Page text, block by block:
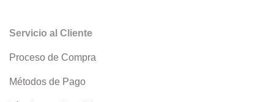
Servicio al Cliente
Proceso de Compra
Métodos de Pago